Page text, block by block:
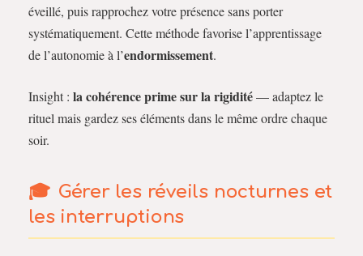
éveillé, puis rapprochez votre présence sans porter
systématiquement. Cette méthode favorise l’apprentissage
de l’autonomie à l’endormissement.
Insight : la cohérence prime sur la rigidité— adaptez le
rituel mais gardez ses éléments dans le même ordre chaque
soir.
Gérer les réveils nocturnes et
les interruptions